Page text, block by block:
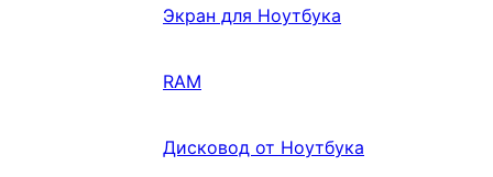
Экран для Ноутбука
RAM
Дисковод от Ноутбука